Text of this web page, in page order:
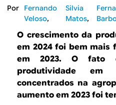
B
i
o
d
e
b
u
Fernando
Veloso
Silvia
Matos
O crescimento da
em 2024 foi bem mais
em 2023. O fato
produtividade
concentrados na
aumento em 2023 foi